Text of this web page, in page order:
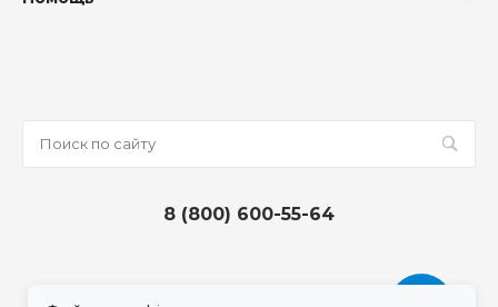
8 (800) 600-55-64